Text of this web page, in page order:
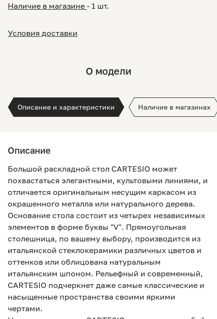
Наличие в магазине - 1 шт.
Условия доставки
О модели
Описание и характеристики Наличие в магазинах
Описание
Большой раскладной стол CARTESIO может
похвастаться элегантными, культовыми линиями, и
отличается оригинальным несущим каркасом из
окрашенного металла или натурального дерева.
Основание стола состоит из четырех независимых
элементов в форме буквы "V". Прямоугольная
столешница, по вашему выбору, производится из
итальянской стеклокерамики различных цветов и
оттенков или облицована натуральным
итальянским шпоном. Рельефный и современный,
CARTESIO подчеркнет даже самые классические и
насыщенные пространства своими яркими
чертами.